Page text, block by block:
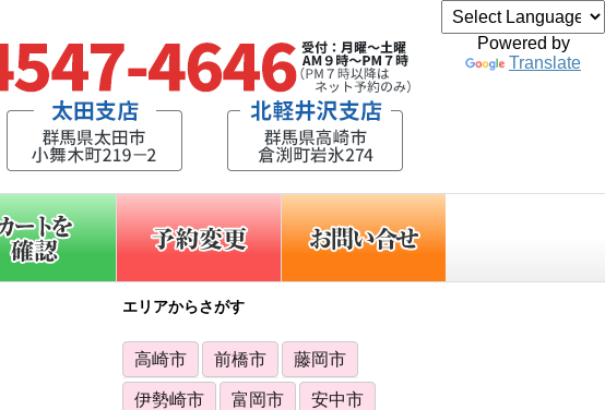
Powered by
Translate
エリアからさがす
高崎市 前橋市 藤岡市
伊勢崎市 富岡市 安中市